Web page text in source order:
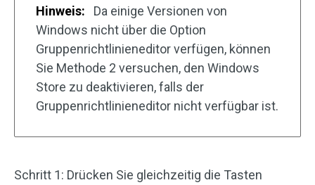
Hinweis:
Da einige Versionen von
Windows nicht über die Option
Gruppenrichtlinieneditor verfügen, können
Sie Methode 2 versuchen, den Windows
Store zu deaktivieren, falls der
Gruppenrichtlinieneditor nicht verfügbar ist.
Schritt 1: Drücken Sie gleichzeitig die Tasten